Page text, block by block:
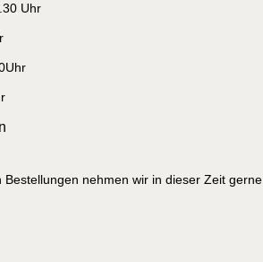
Uhr
Bestellungen nehmen wir in dieser Zeit gerne